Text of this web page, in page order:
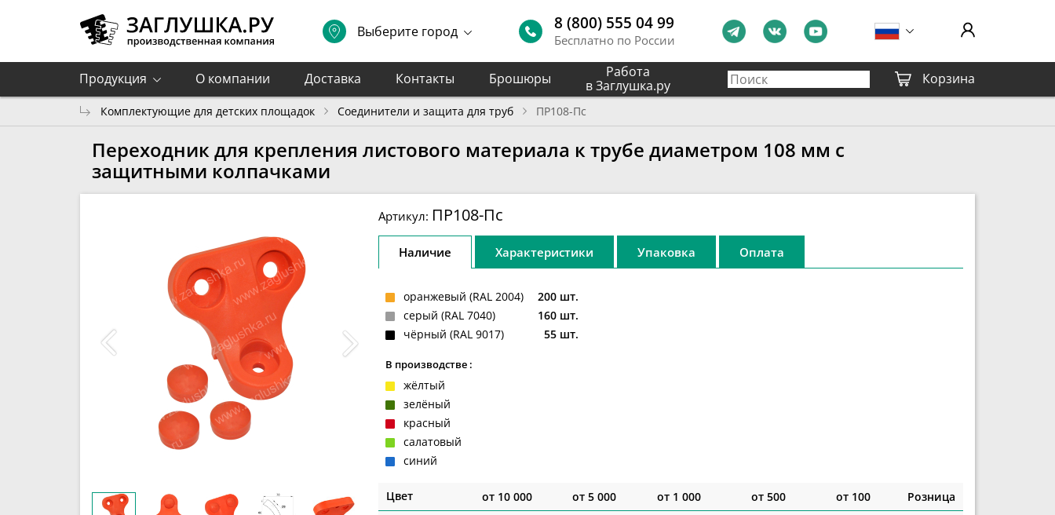
Выберите город 8 (800) 555 04 99
Бесплатно по России
Продукция О компании Доставка Контакты Брошюры
Работа
в Заглушка.ру
Корзина
Комплектующие для детских площадок Соединители и защита для труб ПР108-Пс
Переходник для крепления листового материала к трубе диаметром 108 мм с
защитными колпачками
Артикул: ПР108-Пс
Наличие Характеристики Упаковка Оплата
оранжевый (RAL 2004)
200 шт.
серый (RAL 7040)
160 шт.
чёрный (RAL 9017)
55 шт.
В производстве :
жёлтый
зелёный
красный
салатовый
синий
Цвет от 10 000 от 5 000 от 1 000 от 500 от 100
Розница